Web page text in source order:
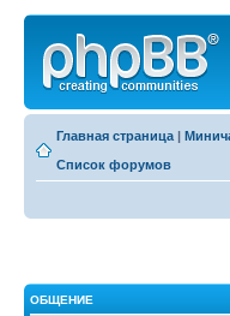
Главная страница |
Список форумов
ОБЩЕНИЕ